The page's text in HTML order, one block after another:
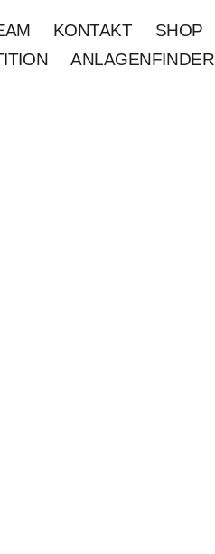
KONTAKT
SHOP
ANLAGENFINDER